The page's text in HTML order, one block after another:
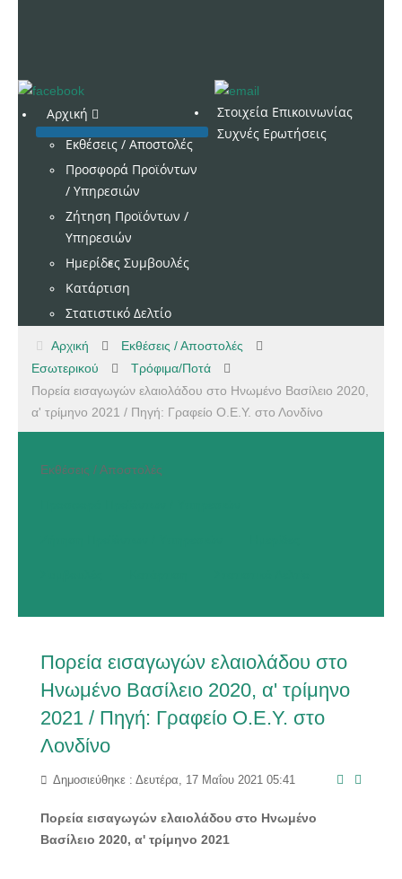
Αρχική
Εκθέσεις / Αποστολές
Προσφορά Προϊόντων
/ Υπηρεσιών
Ζήτηση Προϊόντων /
Υπηρεσιών
Ημερίδες Συμβουλές
Κατάρτιση
Στατιστικό Δελτίο
Στοιχεία Επικοινωνίας
Συχνές Ερωτήσεις
Αρχική
Εκθέσεις / Αποστολές
Εσωτερικού
Τρόφιμα/Ποτά
Πορεία εισαγωγών ελαιολάδου στο Ηνωμένο Βασίλειο 2020,
α' τρίμηνο 2021 / Πηγή: Γραφείο Ο.Ε.Υ. στο Λονδίνο
Εκθέσεις / Αποστολές
Πορεία εισαγωγών ελαιολάδου στο
Ηνωμένο Βασίλειο 2020, α' τρίμηνο
2021 / Πηγή: Γραφείο Ο.Ε.Υ. στο
Λονδίνο
Δημοσιεύθηκε : Δευτέρα, 17 Μαΐου 2021 05:41
Πορεία εισαγωγών ελαιολάδου στο Ηνωμένο
Βασίλειο 2020, α' τρίμηνο 2021